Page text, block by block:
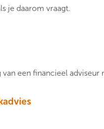
je daarom vraagt.
een financieel adviseur